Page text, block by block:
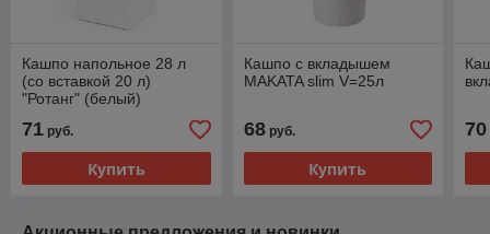
Кашпо напольное 28 л
(со вставкой 20 л)
"Ротанг" (белый)
71 руб.
Купить
Кашпо с вкладышем
MAKATA slim V=25л
68руб.
Купить
70